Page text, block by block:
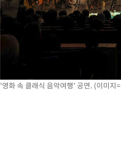
'영화 속 클래식 음악여행' 공연. (이미지